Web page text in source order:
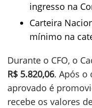
ingresso na
Carteira
mínimo na
Durante o CFO, o
R$ 5.820,06. Após o
aprovado é
recebe os valores